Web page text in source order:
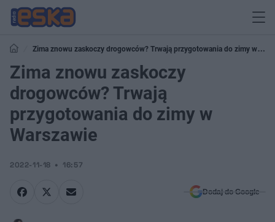
Zima znowu zaskoczy drogowców? Trwają przygotowania do zimy w
Warszawie
Zima znowu zaskoczy
drogowców? Trwają
przygotowania do zimy w
Warszawie
2022-11-18 16:57
Dodaj do Google